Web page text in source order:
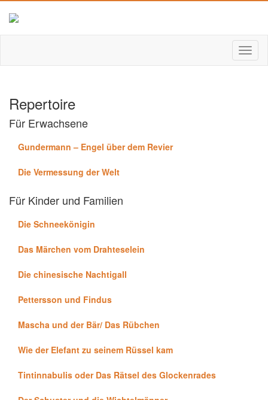
Repertoire
Für Erwachsene
Gundermann – Engel über dem Revier
Die Vermessung der Welt
Für Kinder und Familien
Die Schneekönigin
Das Märchen vom Drahteselein
Die chinesische Nachtigall
Pettersson und Findus
Mascha und der Bär/ Das Rübchen
Wie der Elefant zu seinem Rüssel kam
Tintinnabulis oder Das Rätsel des Glockenrades